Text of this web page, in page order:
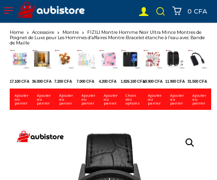
0 CFA
Home Accessoire Montre
FIZILI Montre Homme Noir Ultra Mince Montres de
Poignet de Luxe pour Les Hommes d’affaires Montre-Bracelet étanche à l’eau avec Bande
de Maille
17.100 CFA
Ajouter
au
panier
36.000 CFA
Ajouter
au
panier
7.200 CFA
Ajouter
au
panier
7.000 CFA
Ajouter
au
panier
4.200 CFA
Ajouter
au
panier
1.826.100CFA
Choix
des
options
18.900CFA
Ajouter
au
panier
11.900CFA
Ajouter
au
panier
31.500 CFA
Ajouter
au
panier